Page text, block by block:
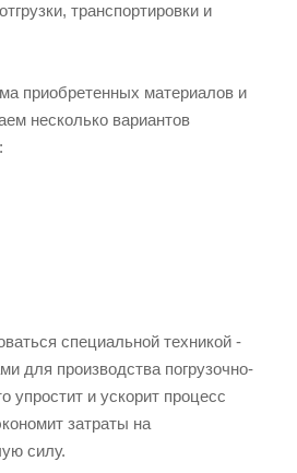
транспортировки и
приобретенных материалов и
несколько вариантов
специальной техникой -
для производства погрузочно-
упростит и ускорит процесс
затраты на
силу.